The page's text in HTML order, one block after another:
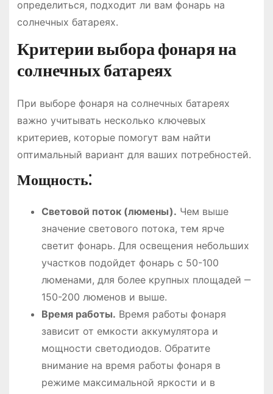
определиться, подходит ли вам фонарь на
солнечных батареях.
Критерии выбора фонаря на
солнечных батареях
При выборе фонаря на солнечных батареях
важно учитывать несколько ключевых
критериев, которые помогут вам найти
оптимальный вариант для ваших потребностей.
Мощность⁚
Световой поток (люмены). Чем выше
значение светового потока, тем ярче
светит фонарь. Для освещения небольших
участков подойдет фонарь с 50-100
люменами, для более крупных площадей ‒
150-200 люменов и выше.
Время работы. Время работы фонаря
зависит от емкости аккумулятора и
мощности светодиодов. Обратите
внимание на время работы фонаря в
режиме максимальной яркости и в